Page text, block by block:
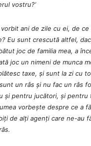
vostru?’
ani de zile cu ei, de
Eu sunt crescută altfel,
joc de familia mea, a
joc un nimeni de munca
taxe, și sunt la zi cu
un râs și nu fac un râs
și pentru jucători, și pentru
vorbește despre ce a
de alți agenți care ne-au